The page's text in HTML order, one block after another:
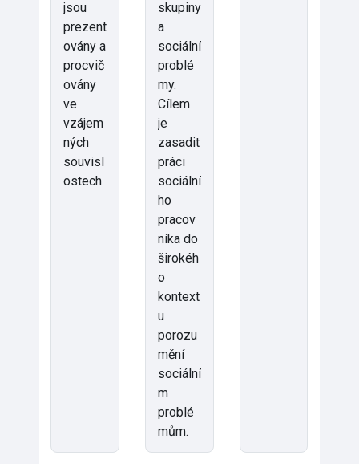
jsou
prezent
ovány a
procvič
ovány
ve
vzájem
ných
souvisl
ostech
skupiny
a
sociální
problé
my.
Cílem
je
zasadit
práci
sociální
ho
pracov
níka do
širokéh
o
kontext
u
porozu
mění
sociální
m
problé
mům.